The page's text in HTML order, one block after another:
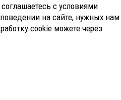
с условиями
на сайте, нужных нам
cookie можете через